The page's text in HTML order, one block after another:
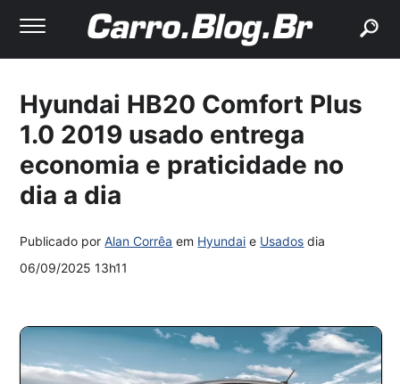
Hyundai HB20 Comfort Plus
1.0 2019 usado entrega
economia e praticidade no
dia a dia
Publicado porAlan Corrêa em Hyundai e Usados dia
06/09/2025 13h11